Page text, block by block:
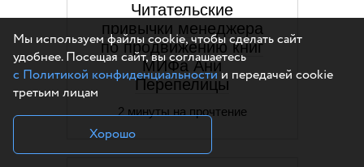
Читательские
привычки менеджера
по продвижению книг
МИФа Ани
Перепелицы
2 минуты на прочтение
Мы используем файлы cookie, чтобы сделать сайт
удобнее. Посещая сайт, вы соглашаетесь
с Политикой конфиденциальностии передачей cookie
третьим лицам
Хорошо